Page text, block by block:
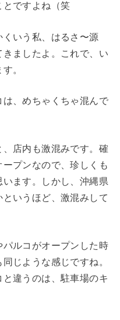
とですよね（笑
いう私、はるさ〜源
ましたよ。これで、い
。
、めちゃくちゃ混んで
店内も激混みです。確
プンなので、珍しくも
ます。しかし、沖縄県
いうほど、激混みして
ルコがオープンした時
じような感じですね。
違うのは、駐車場のキ